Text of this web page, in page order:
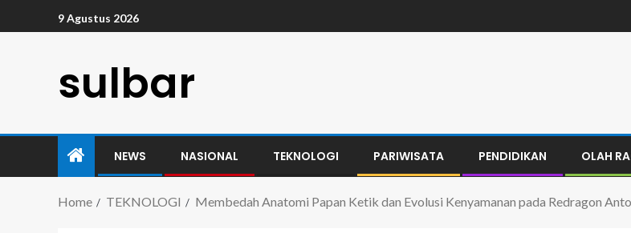
9 Agustus 2026
sulbar
NEWS NASIONAL TEKNOLOGI PARIWISATA PENDIDIKAN OLAH
Home TEKNOLOGI Membedah Anatomi Papan Ketik dan Evolusi Kenyamanan pada Redragon